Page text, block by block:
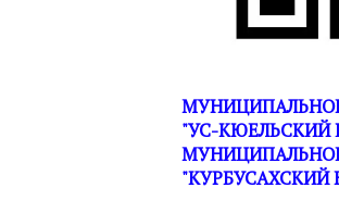
"УС-КЮЕЛЬСКИЙ
"КУРБУСАХСКИЙ